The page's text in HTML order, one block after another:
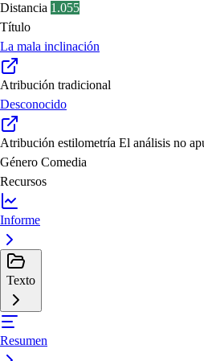
Distancia 1.055
Título
La mala inclinación
Atribución tradicional
Desconocido
Atribución estilometría El análisis no
Género Comedia
Recursos
Informe
Texto
Resumen